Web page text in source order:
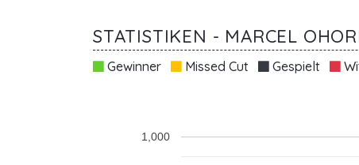
STATISTIKEN - MARCEL
Gewinner Missed Cut Gespielt
1,000